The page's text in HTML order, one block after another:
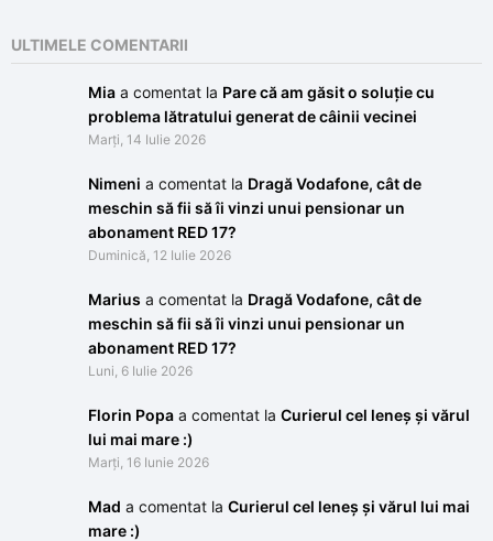
ULTIMELE COMENTARII
Mia a comentat la Pare că am găsit o soluție cu
problema lătratului generat de câinii vecinei
Marți, 14 Iulie 2026
Nimeni a comentat la Dragă Vodafone, cât de
meschin să fii să îi vinzi unui pensionar un
abonament RED 17?
Duminică, 12 Iulie 2026
Marius a comentat la Dragă Vodafone, cât de
meschin să fii să îi vinzi unui pensionar un
abonament RED 17?
Luni, 6 Iulie 2026
Florin Popa a comentat la Curierul cel leneș și vărul
lui mai mare :)
Marți, 16 Iunie 2026
Mad a comentat la Curierul cel leneș și vărul lui mai
mare :)